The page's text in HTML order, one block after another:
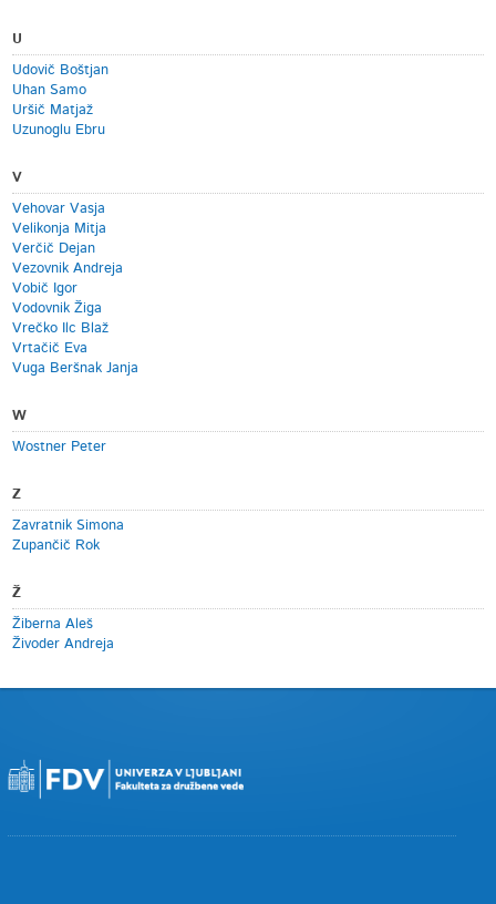
U
Udovič Boštjan
Uhan Samo
Uršič Matjaž
Uzunoglu Ebru
V
Vehovar Vasja
Velikonja Mitja
Verčič Dejan
Vezovnik Andreja
Vobič Igor
Vodovnik Žiga
Vrečko Ilc Blaž
Vrtačič Eva
Vuga Beršnak Janja
W
Wostner Peter
Z
Zavratnik Simona
Zupančič Rok
Ž
Žiberna Aleš
Živoder Andreja